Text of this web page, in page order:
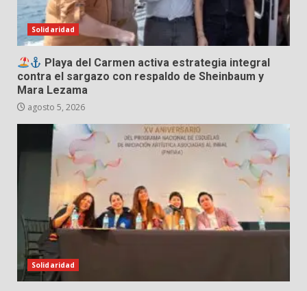
Solidaridad
Playa del Carmen activa estrategia integral
contra el sargazo con respaldo de Sheinbaum y
Mara Lezama
agosto 5, 2026
Solidaridad